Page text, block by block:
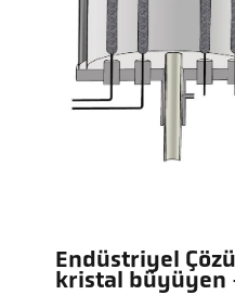
Endüstriyel
kristal büyüyen